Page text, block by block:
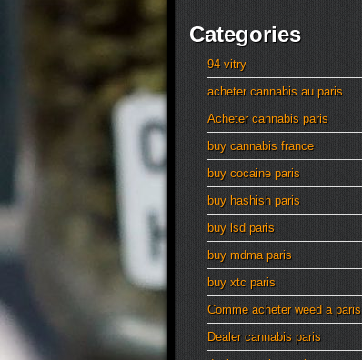
Categories
94 vitry
acheter cannabis au paris
Acheter cannabis paris
buy cannabis france
buy cocaine paris
buy hashish paris
buy lsd paris
buy mdma paris
buy xtc paris
Comme acheter weed a paris
Dealer cannabis paris